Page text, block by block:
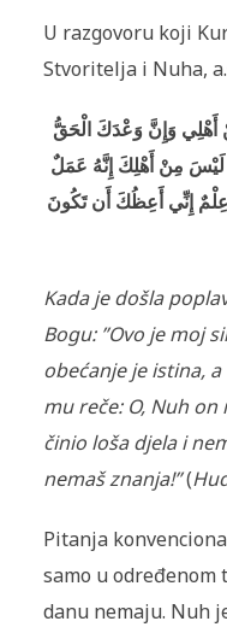
U razgovoru koji
Stvoritelja i Nuha,
أَهْلِي وَإِنَّ وَعْدَكَ الْحَقُّ
لَيْسَ مِنْ أَهْلِكَ إِنَّهُ عَمَلٌ
إِنِّي أَعِظُكَ أَن تَكُونَ
Kada je došla
Bogu: ”Ovo je moj
obećanje je istina,
mu reče: O, Nuh
činio loša djela i
nemaš znanja!”(
Pitanja
samo u određenom
danu nemaju. Nuh